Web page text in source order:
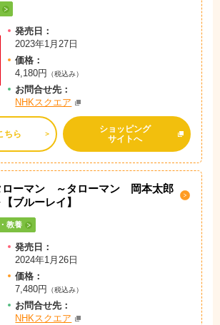
発売日：
2023年1月27日
価格：
4,180円
（税込み）
お問合せ先：
NHKスクエア
ちら
ショッピング
サイトへ
ローマン ～タローマン 岡本太郎
ブルーレイ】
教養
発売日：
2024年1月26日
価格：
7,480円
（税込み）
お問合せ先：
NHKスクエア